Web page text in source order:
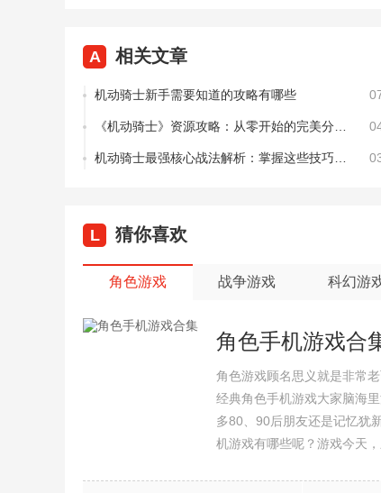
A 相关文章
机动骑士新手需要知道的攻略有哪些
L 猜你喜欢
角色游戏 战争游戏 科幻游
角色手机游戏合
角色游戏顾名思义就是非常
经典角色手机游戏大家脑海
多80、90后朋友还是记忆犹
机游戏有哪些呢？游戏今天